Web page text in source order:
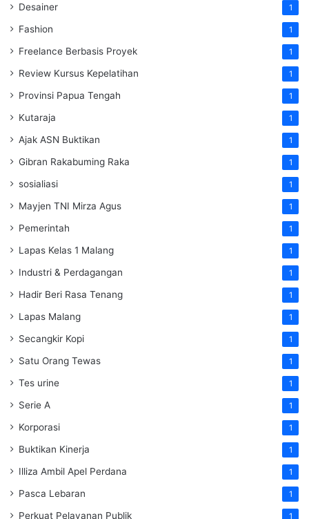
Desainer 1
Fashion 1
Freelance Berbasis Proyek 1
Review Kursus Kepelatihan 1
Provinsi Papua Tengah 1
Kutaraja 1
Ajak ASN Buktikan 1
Gibran Rakabuming Raka 1
sosialiasi 1
Mayjen TNI Mirza Agus 1
Pemerintah 1
Lapas Kelas 1 Malang 1
Industri & Perdagangan 1
Hadir Beri Rasa Tenang 1
Lapas Malang 1
Secangkir Kopi 1
Satu Orang Tewas 1
Tes urine 1
Serie A 1
Korporasi 1
Buktikan Kinerja 1
Illiza Ambil Apel Perdana 1
Pasca Lebaran 1
Perkuat Pelayanan Publik 1